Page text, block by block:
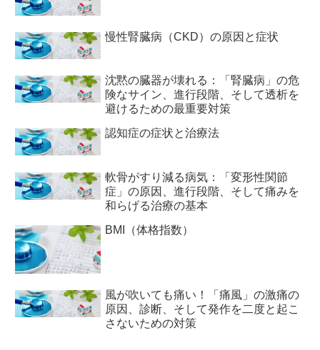
慢性腎臓病（CKD）の原因と症状
沈黙の臓器が壊れる：「腎臓病」の危
険なサイン、進行段階、そして透析を
避けるための最重要対策
認知症の症状と治療法
軟骨がすり減る病気：「変形性関節
症」の原因、進行段階、そして痛みを
和らげる治療の基本
BMI（体格指数）
風が吹いても痛い！「痛風」の激痛の
原因、診断、そして発作を二度と起こ
さないための対策